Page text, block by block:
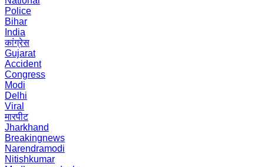
Police
Bihar
India
कांग्रेस
Gujarat
Accident
Congress
Modi
Delhi
Viral
मारपीट
Jharkhand
Breakingnews
Narendramodi
Nitishkumar